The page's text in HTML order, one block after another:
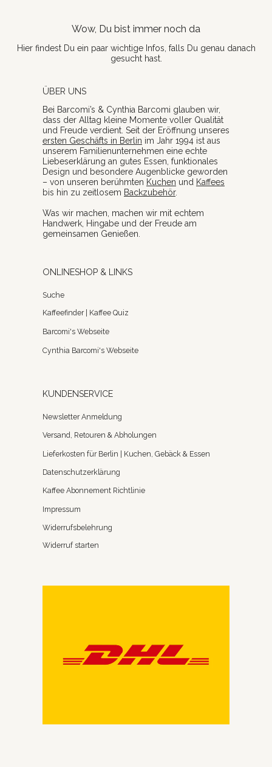
Wow, Du bist immer noch da
Hier findest Du ein paar wichtige Infos, falls Du genau danach
gesucht hast.
ÜBER UNS
Bei Barcomi’s & Cynthia Barcomi glauben wir,
dass der Alltag kleine Momente voller Qualität
und Freude verdient. Seit der Eröffnung unseres
ersten Geschäfts in Berlin im Jahr 1994 ist aus
unserem Familienunternehmen eine echte
Liebeserklärung an gutes Essen, funktionales
Design und besondere Augenblicke geworden
– von unseren berühmten Kuchen und Kaffees
bis hin zu zeitlosem Backzubehör.
Was wir machen, machen wir mit echtem
Handwerk, Hingabe und der Freude am
gemeinsamen Genießen.
ONLINESHOP & LINKS
Suche
Kaffeefinder | Kaffee Quiz
Barcomi's Webseite
Cynthia Barcomi's Webseite
KUNDENSERVICE
Newsletter Anmeldung
Versand, Retouren & Abholungen
Lieferkosten für Berlin | Kuchen, Gebäck & Essen
Datenschutzerklärung
Kaffee Abonnement Richtlinie
Impressum
Widerrufsbelehrung
Widerruf starten